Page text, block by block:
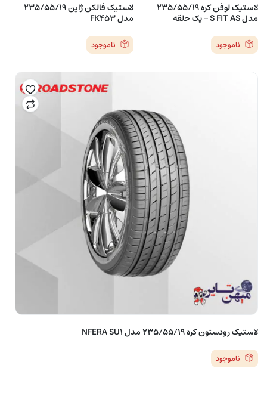
لاستیک لوفن کره 235/55/19
مدل S FIT AS – یک حلقه
ناموجود
لاستیک فالکن ژاپن 235/55/19
مدل FK453
ناموجود
لاستیک رودستون کره 235/55/19 مدل NFERA SU1
ناموجود